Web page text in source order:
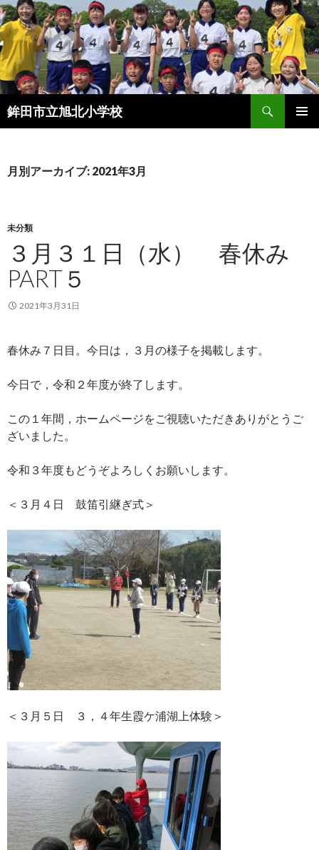
鉾田市立旭北小学校
索
ン
キ
ッ
プ
月別アーカイブ: 2021年3月
未分類
３月３１日（水） 春休み
PART５
2021年3月31日
春休み７日目。今日は，３月の様子を掲載します。
今日で，令和２年度が終了します。
この１年間，ホームページをご視聴いただきありがとうご
ざいました。
令和３年度もどうぞよろしくお願いします。
＜３月４日 鼓笛引継ぎ式＞
＜３月５日 ３，４年生霞ケ浦湖上体験＞